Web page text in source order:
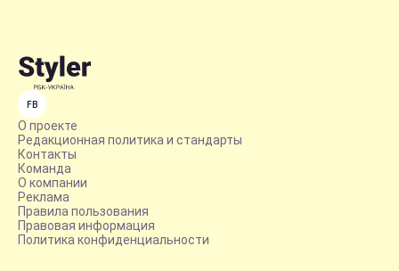
FB
О проекте
Редакционная политика и стандарты
Контакты
Команда
О компании
Реклама
Правила пользования
Правовая информация
Политика конфиденциальности